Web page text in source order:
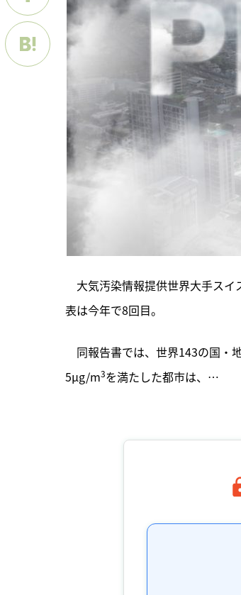
大気汚染情報提供世界大手スイ
表は今年で8回目。
同報告書では、世界143の国・
5µg/m3を満たした都市は、…